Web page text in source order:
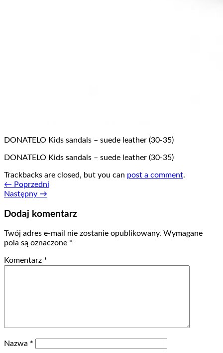
DONATELO Kids sandals – suede leather (30-35)
DONATELO Kids sandals – suede leather (30-35)
Trackbacks are closed, but you can post a comment.
← Poprzedni
Następny →
Dodaj komentarz
Twój adres e-mail nie zostanie opublikowany. Wymagane
pola są oznaczone *
Komentarz *
Nazwa *